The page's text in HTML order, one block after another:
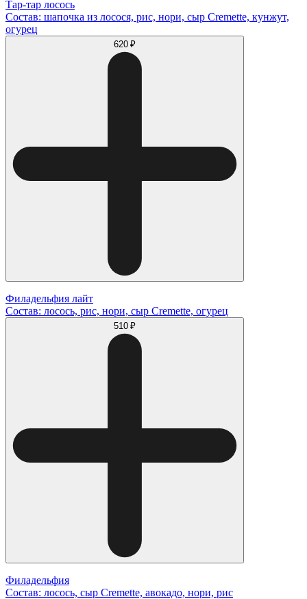
Тар-тар лосось
Состав: шапочка из лосося, рис, нори, сыр Cremette, кунжут,
огурец
620 ₽
Филадельфия лайт
Состав: лосось, рис, нори, сыр Cremette, огурец
510 ₽
Филадельфия
Состав: лосось, сыр Cremette, авокадо, нори, рис